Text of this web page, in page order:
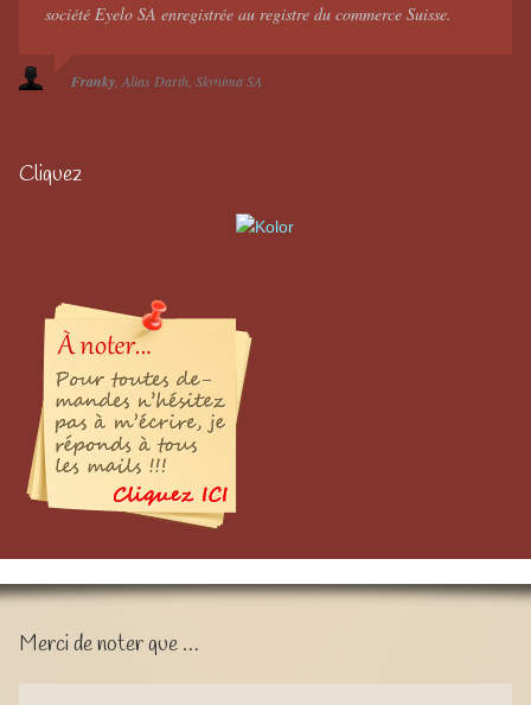
société Eyelo SA enregistrée au registre du commerce Suisse.
Franky Alias Darth Skynima SA
Cliquez
Merci de noter que …